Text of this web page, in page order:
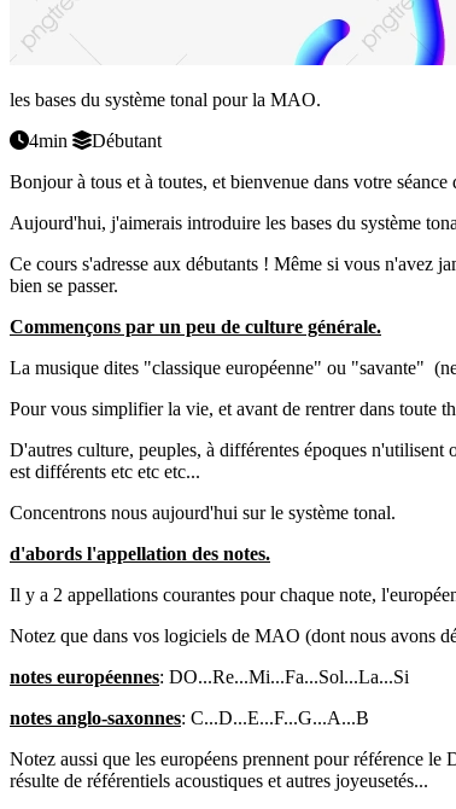
les bases du système tonal pour la MAO.
4min
Débutant
Bonjour à tous et à toutes, et bienvenue dans votre
Aujourd'hui, j'aimerais introduire les bases du système
Ce cours s'adresse aux débutants ! Même si vous n'avez
bien se passer.
Commençons par un peu de culture générale.
La musique dites "classique européenne" ou "savante"
Pour vous simplifier la vie, et avant de rentrer dans toute
D'autres culture, peuples, à différentes époques
est différents etc etc etc...
Concentrons nous aujourd'hui sur le système tonal.
d'abords l'appellation des notes.
Il y a 2 appellations courantes pour chaque note,
Notez que dans vos logiciels de MAO (dont nous avons
notes européennes: DO...Re...Mi...Fa...Sol...La...Si
notes anglo-saxonnes: C...D...E...F...G...A...B
Notez aussi que les européens prennent pour référence
résulte de référentiels acoustiques et autres joyeusetés...